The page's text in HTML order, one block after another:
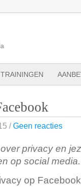
TRAININGEN
/Geen reacties
privacy en
op social media.
op